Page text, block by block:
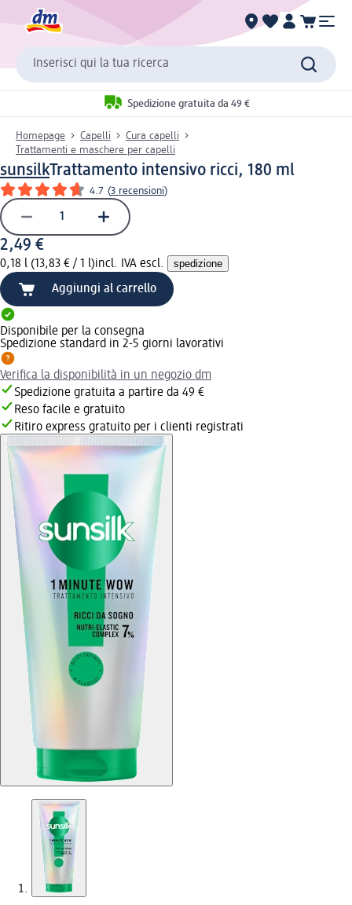
Inserisci qui la tua ricerca
Spedizione gratuita da 49 €
Homepage Capelli
Cura capelli
Trattamenti e maschere per capelli
sunsilkTrattamento intensivo ricci, 180 ml
4.7 (3 recensioni)
2,49 €
0,18 l (13,83 € / 1 l)incl. IVA escl. spedizione
Aggiungi al carrello
Disponibile per la consegna
Spedizione standard in 2-5 giorni lavorativi
Verifica la disponibilità in un negozio dm
Spedizione gratuita a partire da 49 €
Reso facile e gratuito
Ritiro express gratuito per i clienti registrati